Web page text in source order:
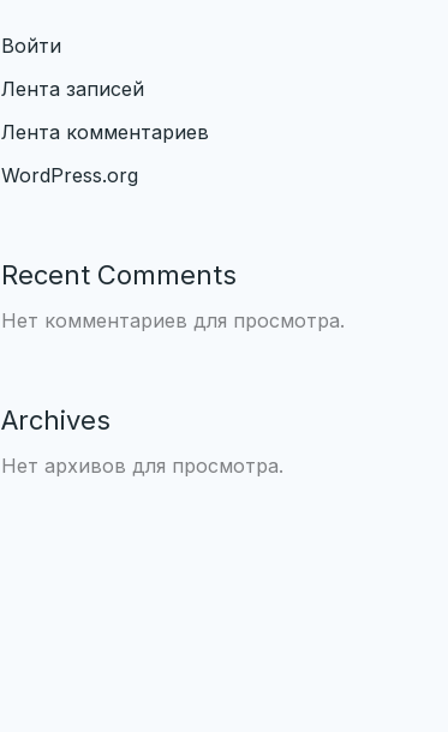
Войти
Лента записей
Лента комментариев
WordPress.org
Recent Comments
Нет комментариев для просмотра.
Archives
Нет архивов для просмотра.